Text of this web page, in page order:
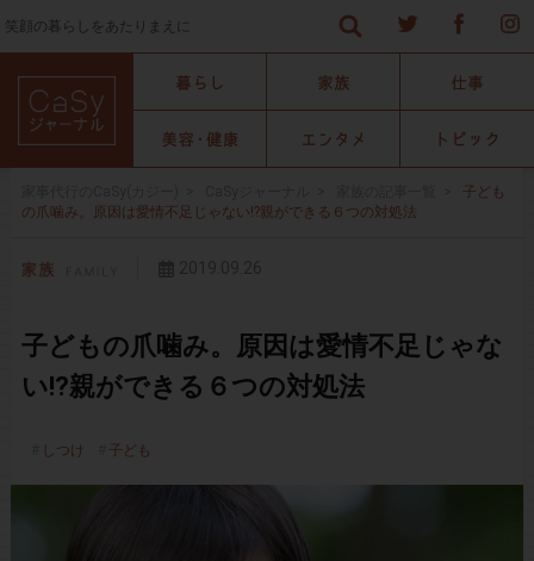
笑顔の暮らしをあたりまえに
子ども
の爪噛み。原因は愛情不足じゃない!?親ができる６つの対処法
子どもの爪噛み。原因は愛情不足じゃな
い!?親ができる６つの対処法
しつけ 子ども